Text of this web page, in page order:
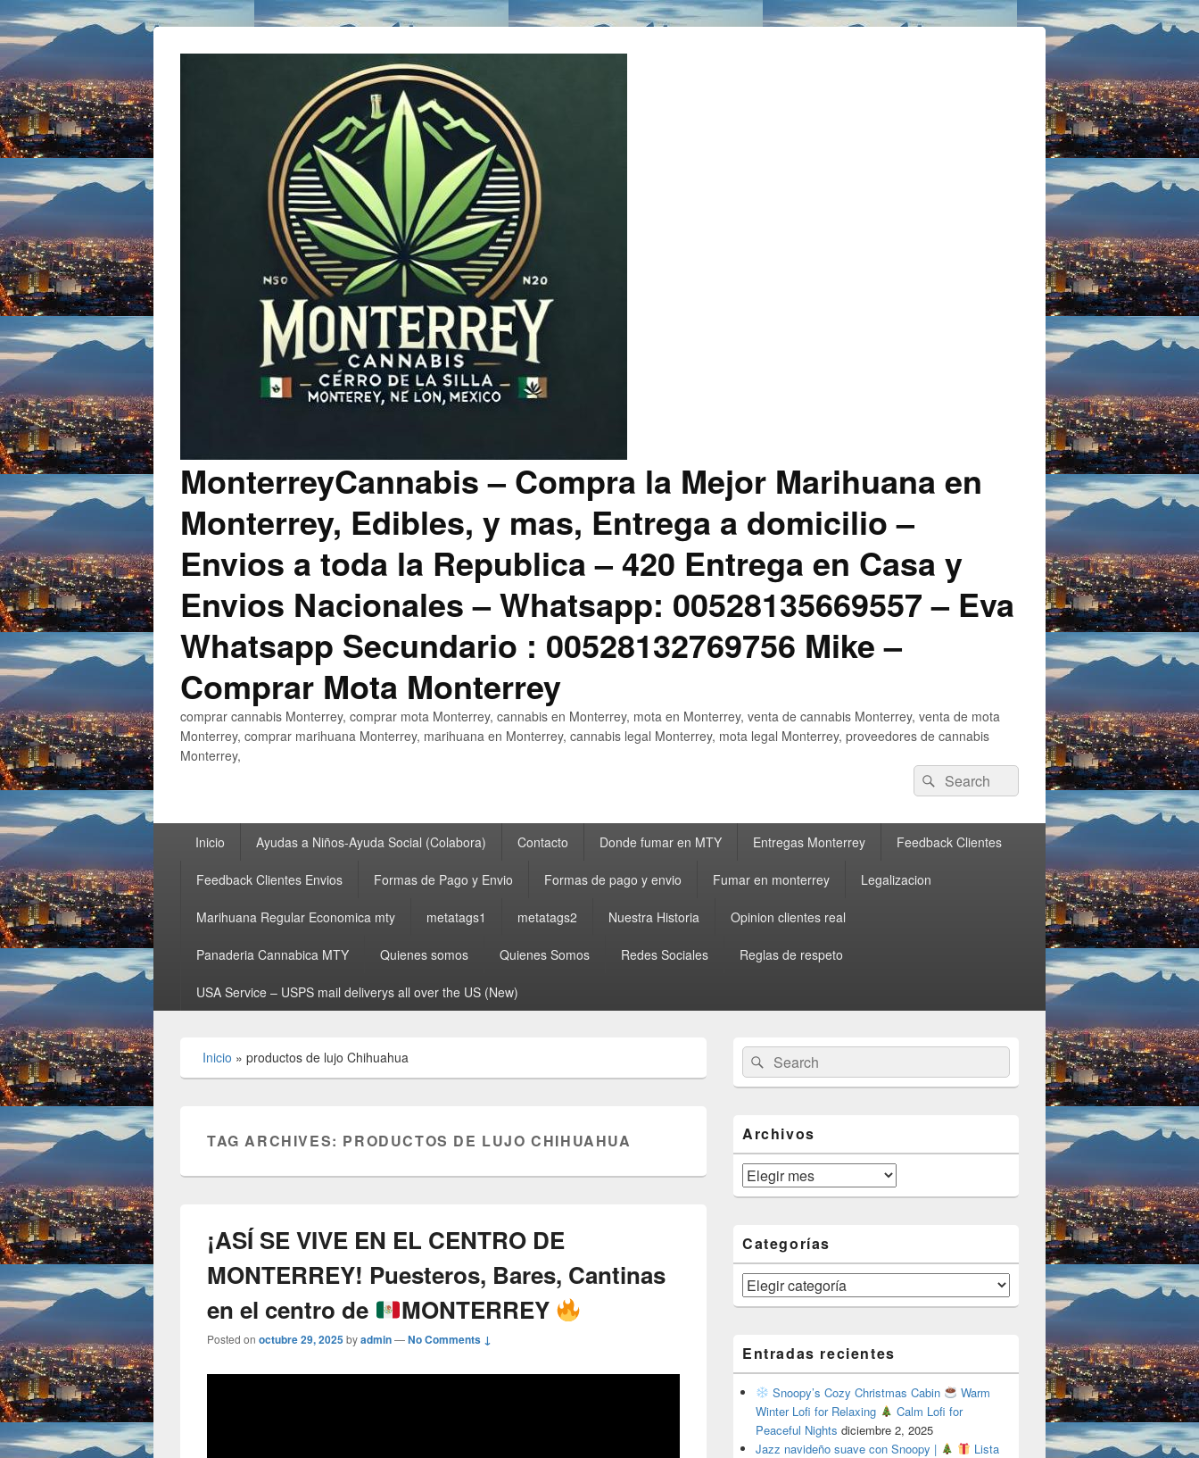
MonterreyCannabis – Compra la Mejor Marihuana en
Monterrey, Edibles, y mas, Entrega a domicilio –
Envios a toda la Republica – 420 Entrega en Casa y
Envios Nacionales – Whatsapp: 00528135669557 – Eva
Whatsapp Secundario : 00528132769756 Mike –
Comprar Mota Monterrey
comprar cannabis Monterrey, comprar mota Monterrey, cannabis en Monterrey, mota en Monterrey, venta de cannabis Monterrey, venta de mota
Monterrey, comprar marihuana Monterrey, marihuana en Monterrey, cannabis legal Monterrey, mota legal Monterrey, proveedores de cannabis
Monterrey,
Search
for:
Search
Inicio Ayudas a Niños-Ayuda Social (Colabora) Contacto Donde fumar en MTY Entregas Monterrey Feedback Clientes
Feedback Clientes Envios Formas de Pago y Envio Formas de pago y envio Fumar en monterrey Legalizacion
Marihuana Regular Economica mty metatags1 metatags2 Nuestra Historia Opinion clientes real
Panaderia Cannabica MTY Quienes somos Quienes Somos Redes Sociales Reglas de respeto
USA Service – USPS mail deliverys all over the US (New)
Inicio » productos de lujo Chihuahua
TAG ARCHIVES: PRODUCTOS DE LUJO CHIHUAHUA
¡ASÍ SE VIVE EN EL CENTRO DE
MONTERREY! Puesteros, Bares, Cantinas
en el centro de
MONTERREY
Posted on octubre 29, 2025byadmin—No Comments ↓
Primary
Sidebar
Widget
Area
Search
for:
Search
Archivos
Archivos
Categorías
Categorías
Entradas recientes
Snoopy’s Cozy Christmas Cabin
Warm
Winter Lofi for Relaxing
Calm Lofi for
Peaceful Nights diciembre 2, 2025
Jazz navideño suave con Snoopy |
Lista